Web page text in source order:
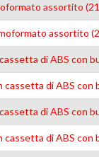
assortito
assortito
di ABS con
di ABS con
di ABS con
di ABS con